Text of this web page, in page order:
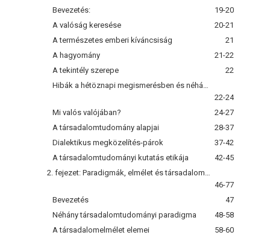
Bevezetés:
19-20
A valóság keresése
20-21
A természetes emberi kíváncsiság
21
A hagyomány
21-22
A tekintély szerepe
22
22-24
Mi valós valójában?
24-27
A társadalomtudomány alapjai
28-37
Dialektikus megközelítés-párok
37-42
A társadalomtudományi kutatás etikája
42-45
46-77
Bevezetés
47
Néhány társadalomtudományi paradigma
48-58
A társadalomelmélet elemei
58-60